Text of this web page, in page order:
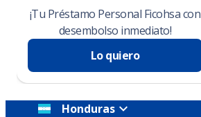
¡Tu Préstamo Personal Ficohsa con
desembolso inmediato!
Lo quiero
Honduras